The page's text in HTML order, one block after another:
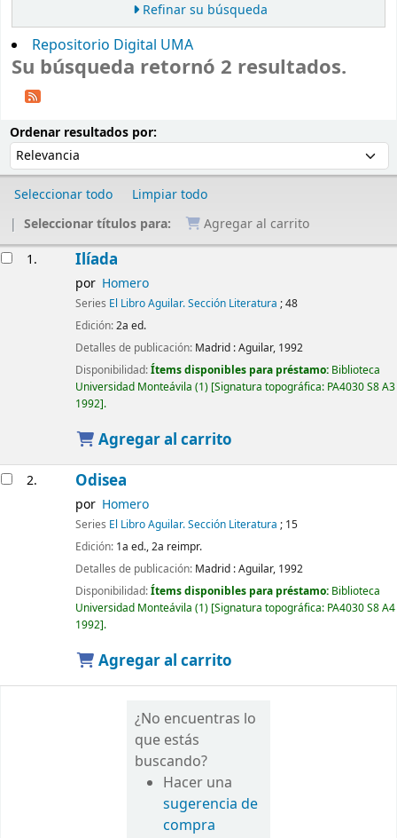
Refinar su búsqueda
Repositorio Digital UMA
Su búsqueda retornó 2 resultados.
Ordenar resultados por:
Seleccionar todo
Limpiar todo
Seleccionar títulos para:
Agregar al carrito
1. Ilíada
por Homero
Series El Libro Aguilar. Sección Literatura ; 48
Edición:2a ed.
Detalles de publicación: Madrid :Aguilar, 1992
Disponibilidad:Ítems disponibles para préstamo: Biblioteca
Universidad Monteávila (1) Signatura topográfica: PA4030 S8 A3
1992 .
Agregar al carrito
2. Odisea
por Homero
Series El Libro Aguilar. Sección Literatura ; 15
Edición: 1a ed., 2a reimpr.
Detalles de publicación: Madrid :Aguilar, 1992
Disponibilidad:Ítems disponibles para préstamo: Biblioteca
Universidad Monteávila (1) Signatura topográfica: PA4030 S8 A4
1992 .
Agregar al carrito
¿No encuentras lo
que estás
buscando?
Hacer una
sugerencia de
compra